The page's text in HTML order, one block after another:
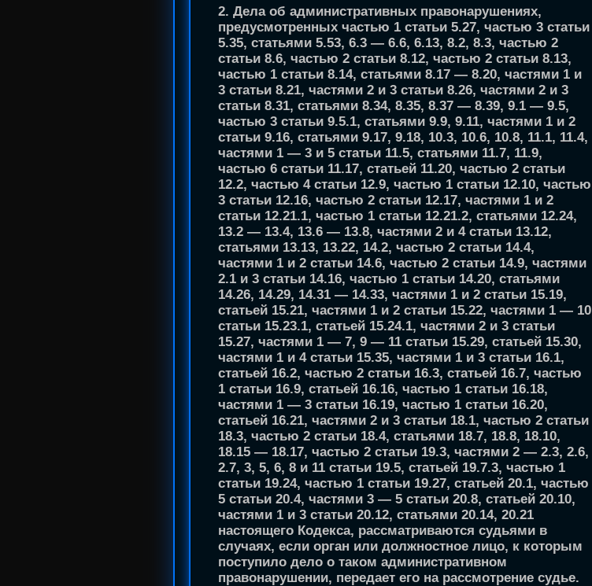
2. Дела об административных правонарушениях,
предусмотренных частью 1 статьи 5.27, частью 3 статьи
5.35, статьями 5.53, 6.3 — 6.6, 6.13, 8.2, 8.3, частью 2
статьи 8.6, частью 2 статьи 8.12, частью 2 статьи 8.13,
частью 1 статьи 8.14, статьями 8.17 — 8.20, частями 1 и
3 статьи 8.21, частями 2 и 3 статьи 8.26, частями 2 и 3
статьи 8.31, статьями 8.34, 8.35, 8.37 — 8.39, 9.1 — 9.5,
частью 3 статьи 9.5.1, статьями 9.9, 9.11, частями 1 и 2
статьи 9.16, статьями 9.17, 9.18, 10.3, 10.6, 10.8, 11.1, 11.4,
частями 1 — 3 и 5 статьи 11.5, статьями 11.7, 11.9,
частью 6 статьи 11.17, статьей 11.20, частью 2 статьи
12.2, частью 4 статьи 12.9, частью 1 статьи 12.10, частью
3 статьи 12.16, частью 2 статьи 12.17, частями 1 и 2
статьи 12.21.1, частью 1 статьи 12.21.2, статьями 12.24,
13.2 — 13.4, 13.6 — 13.8, частями 2 и 4 статьи 13.12,
статьями 13.13, 13.22, 14.2, частью 2 статьи 14.4,
частями 1 и 2 статьи 14.6, частью 2 статьи 14.9, частями
2.1 и 3 статьи 14.16, частью 1 статьи 14.20, статьями
14.26, 14.29, 14.31 — 14.33, частями 1 и 2 статьи 15.19,
статьей 15.21, частями 1 и 2 статьи 15.22, частями 1 — 10
статьи 15.23.1, статьей 15.24.1, частями 2 и 3 статьи
15.27, частями 1 — 7, 9 — 11 статьи 15.29, статьей 15.30,
частями 1 и 4 статьи 15.35, частями 1 и 3 статьи 16.1,
статьей 16.2, частью 2 статьи 16.3, статьей 16.7, частью
1 статьи 16.9, статьей 16.16, частью 1 статьи 16.18,
частями 1 — 3 статьи 16.19, частью 1 статьи 16.20,
статьей 16.21, частями 2 и 3 статьи 18.1, частью 2 статьи
18.3, частью 2 статьи 18.4, статьями 18.7, 18.8, 18.10,
18.15 — 18.17, частью 2 статьи 19.3, частями 2 — 2.3, 2.6,
2.7, 3, 5, 6, 8 и 11 статьи 19.5, статьей 19.7.3, частью 1
статьи 19.24, частью 1 статьи 19.27, статьей 20.1, частью
5 статьи 20.4, частями 3 — 5 статьи 20.8, статьей 20.10,
частями 1 и 3 статьи 20.12, статьями 20.14, 20.21
настоящего Кодекса, рассматриваются судьями в
случаях, если орган или должностное лицо, к которым
поступило дело о таком административном
правонарушении, передает его на рассмотрение судье.